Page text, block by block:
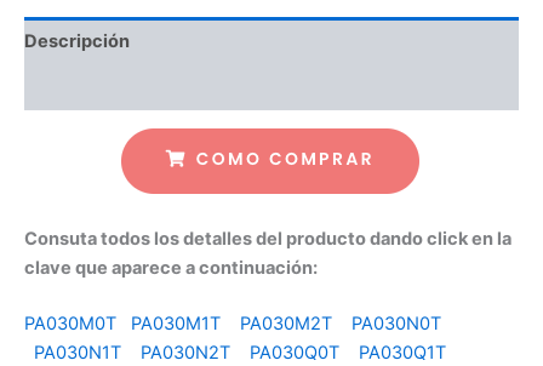
Descripción
Consuta todos los detalles del producto dando click en la
clave que aparece a continuación:
PA030M0T PA030M1T PA030M2T
PA030N0T
PA030N1T PA030N2T PA030Q0T PA030Q1T